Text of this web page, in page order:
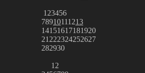
1 23456
78910111213
14151617181920
21 222324252627
282930
1 2